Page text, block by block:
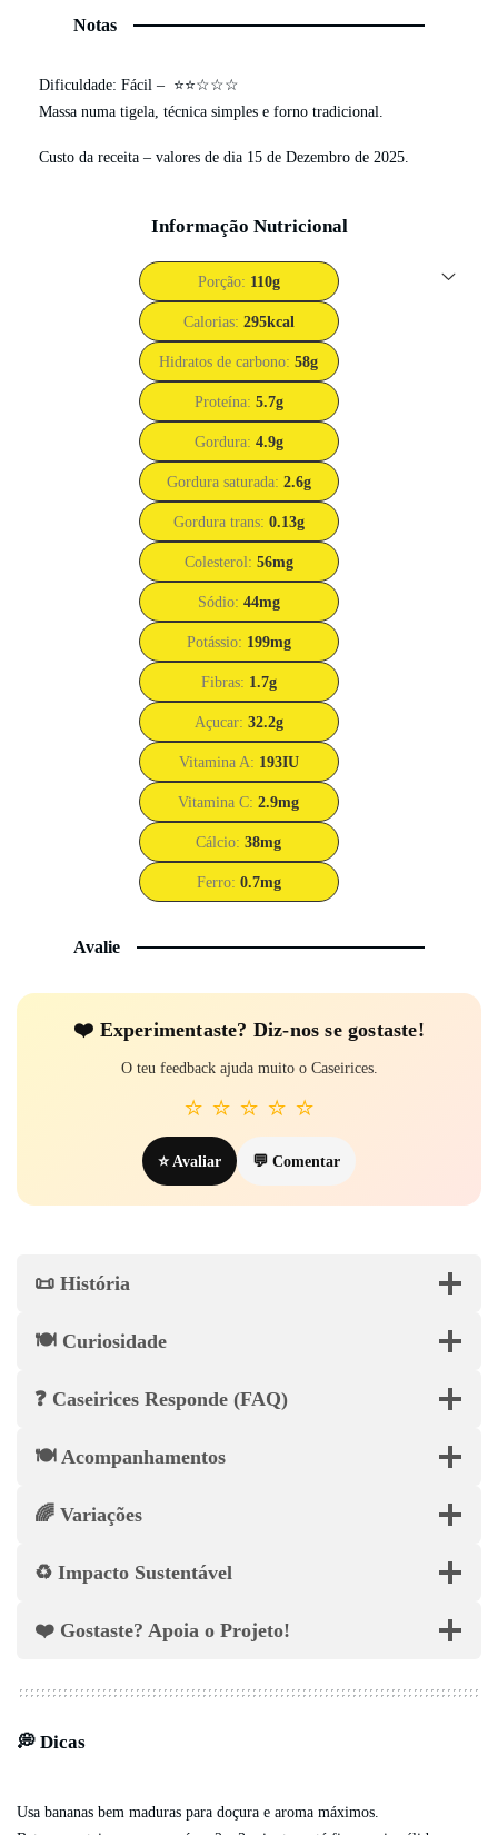
Notas
Dificuldade: Fácil – ⭐⭐☆☆☆
Massa numa tigela, técnica simples e forno tradicional.
Custo da receita – valores de dia 15 de Dezembro de 2025.
Informação Nutricional
Porção: 110g
Calorias: 295kcal
Hidratos de carbono:58g
Proteína: 5.7g
Gordura: 4.9g
Gordura saturada: 2.6g
Gordura trans: 0.13g
Colesterol: 56mg
Sódio: 44mg
Potássio: 199mg
Fibras: 1.7g
Açucar: 32.2g
Vitamina A: 193IU
Vitamina C:2.9mg
Cálcio:38mg
Ferro: 0.7mg
Avalie
❤️ Experi­mentaste? Diz-nos se gostaste!
O teu feedback ajuda muito o Caseirices.
⭐ ⭐ ⭐ ⭐ ⭐
⭐ Avaliar 💬 Comentar
📜 História
🍽️ Curiosidade
❓ Caseirices Responde (FAQ)
🍽️ Acompanhamentos
🌈 Variações
♻️ Impacto Sustentável
❤️ Gostaste? Apoia o Projeto!
💭 Dicas
Usa bananas bem maduras para doçura e aroma máximos.